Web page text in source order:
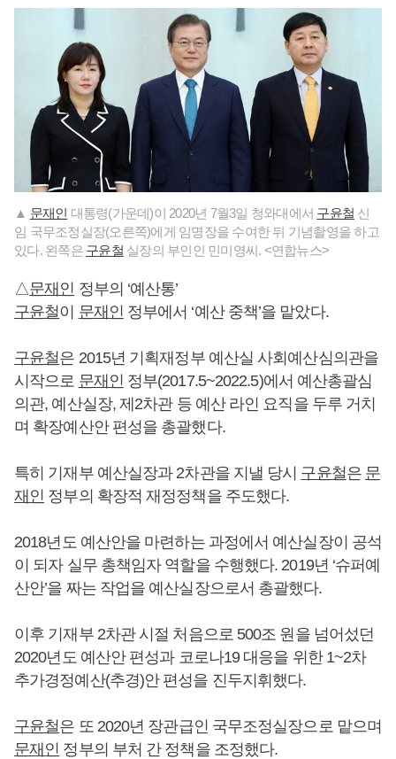
▲ 문재인 대통령(가운데)이 2020년 7월3일 청와대에서 구윤철 신
임 국무조정실장(오른쪽)에게 임명장을 수여한 뒤 기념촬영을 하고
있다. 왼쪽은 구윤철 실장의 부인인 민미영씨. <연합뉴스>
△문재인 정부의 ‘예산통’
구윤철이 문재인 정부에서 ‘예산 중책’을 맡았다.
구윤철은 2015년 기획재정부 예산실 사회예산심의관을
시작으로 문재인 정부(2017.5~2022.5)에서 예산총괄심
의관, 예산실장, 제2차관 등 예산 라인 요직을 두루 거치
며 확장예산안 편성을 총괄했다.
특히 기재부 예산실장과 2차관을 지낼 당시 구윤철은 문
재인 정부의 확장적 재정정책을 주도했다.
2018년도 예산안을 마련하는 과정에서 예산실장이 공석
이 되자 실무 총책임자 역할을 수행했다. 2019년 ‘슈퍼예
산안’을 짜는 작업을 예산실장으로서 총괄했다.
이후 기재부 2차관 시절 처음으로 500조 원을 넘어섰던
2020년도 예산안 편성과 코로나19 대응을 위한 1~2차
추가경정예산(추경)안 편성을 진두지휘했다.
구윤철은 또 2020년 장관급인 국무조정실장으로 맡으며
문재인 정부의 부처 간 정책을 조정했다.